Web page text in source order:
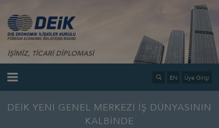
İŞİMİZ, TİCARİ DİPLOMASİ
EN Üye Girişi
DEİK YENİ GENEL MERKEZİ İŞ DÜNYASININ
KALBİNDE